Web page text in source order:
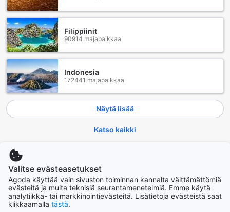
Filippiinit
90914 majapaikkaa
Indonesia
172441 majapaikkaa
Näytä lisää
Katso kaikki
Nousevat kaupungit
Soul
Etelä-Korea
Valitse evästeasetukset
Agoda käyttää vain sivuston toiminnan kannalta välttämättömiä
evästeitä ja muita teknisiä seurantamenetelmiä. Emme käytä
analytiikka- tai markkinointievästeitä. Lisätietoja evästeistä saat
klikkaamalla tästä.